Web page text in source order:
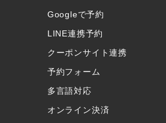
Googleで予約
LINE連携予約
クーポンサイト連携
予約フォーム
多言語対応
オンライン決済